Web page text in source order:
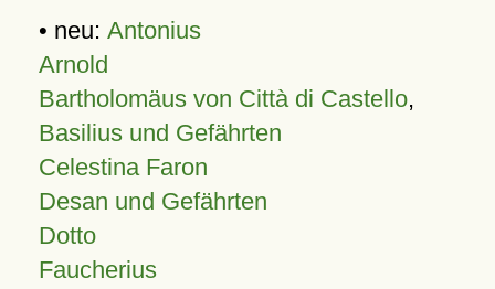
• neu: Antonius
Arnold
Bartholomäus von Città di Castello,
Basilius und Gefährten
Celestina Faron
Desan und Gefährten
Dotto
Faucherius